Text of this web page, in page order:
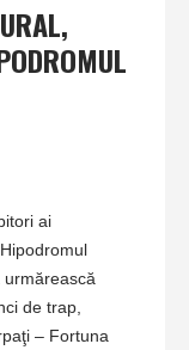
ai
urmărească
de trap,
– Fortuna